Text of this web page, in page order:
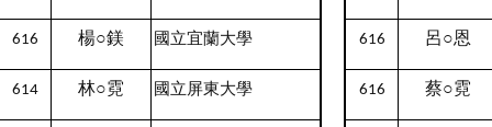
616 楊○鎂 國立宜蘭大學 616 呂○恩
614 林○霓 國立屏東大學 616 蔡○霓